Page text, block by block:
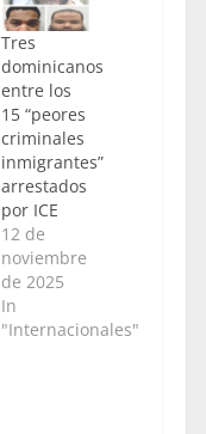
Tres
dominicanos
entre los
15 “peores
criminales
inmigrantes”
arrestados
por ICE
12 de
noviembre
de 2025
In
"Internacionales"